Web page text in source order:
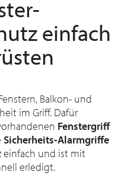
einfach
Balkon- und
im Griff. Dafür
Fenstergriff
Sicherheits-Alarmgriffe
einfach und ist mit
erledigt.